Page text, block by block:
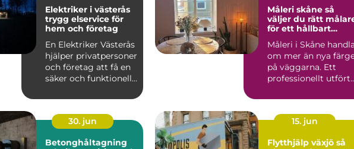
Elektriker i västerås
trygg elservice för
hem och företag
En Elektriker Västerås
hjälper privatpersoner
och företag att få en
säker och funktionell
Måleri skåne så
väljer du rätt
för ett hållbart
Måleri i Skåne
om mer än nya
på väggarna. Ett
professionellt utfört
30. jun
Betonghåltagning
15. jun
Flytthjälp växjö så